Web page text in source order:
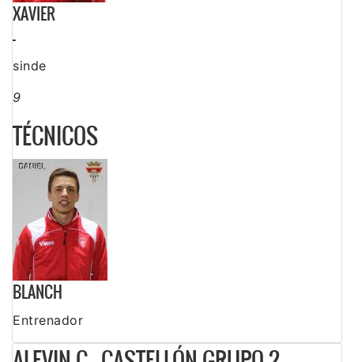
XAVIER
-
sinde
9
TÉCNICOS
BLANCH
Entrenador